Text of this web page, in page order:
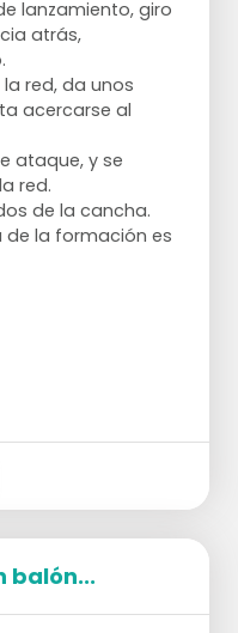
lanzamiento, giro
atrás,
red, da unos
acercarse al
ataque, y se
red.
de la cancha.
de la formación es
balón...